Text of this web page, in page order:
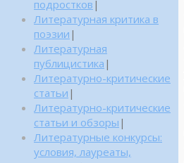
подростков |
Литературная критика в
поэзии |
Литературная
публицистика |
Литературно-критические
статьи |
Литературно-критические
статьи и обзоры |
Литературные конкурсы:
условия, лауреаты,